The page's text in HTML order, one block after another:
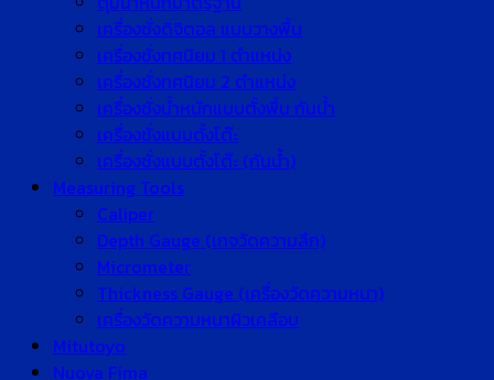
เครื่องชั่งดิจิตอล แบบวางพื้น
เครื่องชั่งทศนิยม 1 ตำแหน่ง
เครื่องชั่งทศนิยม 2 ตำแหน่ง
เครื่องชั่งน้ำหนักแบบตั้งพื้น กันน้ำ
เครื่องชั่งแบบตั้งโต๊ะ
เครื่องชั่งแบบตั้งโต๊ะ (กันน้ำ)
Measuring Tools
Caliper
Depth Gauge (เกจวัดความลึก)
Micrometer
Thickness Gauge (เครื่องวัดความหนา)
เครื่องวัดความหนาผิวเคลือบ
Mitutoyo
Nuova Fima